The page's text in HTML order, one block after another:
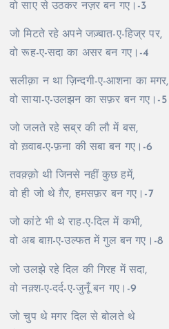
वो साए से उठकर नज़र बन गए।-3
जो मिटते रहे अपने जज़्बात-ए-हिज्र पर,
वो रूह-ए-सदा का असर बन गए।-4
सलीक़ा न था ज़िन्दगी-ए-आशना का मगर,
वो साया-ए-उलझन का सफ़र बन गए।-5
जो जलते रहे सब्र की लौ में बस,
वो ख़्वाब-ए-फ़ना की सबा बन गए।-6
तवक़्क़ो थी जिनसे नहीं कुछ हमें,
वो ही जो थे ग़ैर, हमसफ़र बन गए।-7
जो कांटे भी थे राह-ए-दिल में कभी,
वो अब बाग़-ए-उल्फत में गुल बन गए।-8
जो उलझे रहे दिल की गिरह में सदा,
वो नक़्श-ए-दर्द-ए-जुनूँ बन गए।-9
जो चुप थे मगर दिल से बोलते थे